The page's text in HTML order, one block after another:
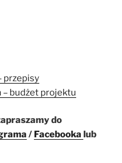
przepisy
– budżet projektu
do
/ Facebooka lub